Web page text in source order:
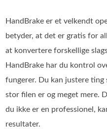
HandBrake er et velkendt
betyder, at det er gratis for
at konvertere forskellige
HandBrake har du kontrol
fungerer. Du kan justere
stor filen er og meget mere.
du ikke er en professionel,
resultater.